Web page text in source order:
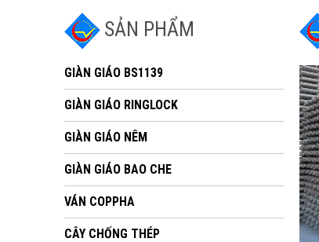
SẢN PHẨM
GIÀN GIÁO BS1139
GIÀN GIÁO RINGLOCK
GIÀN GIÁO NÊM
GIÀN GIÁO BAO CHE
VÁN COPPHA
CÂY CHỐNG THÉP